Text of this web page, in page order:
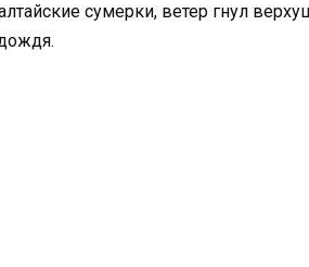
сумерки, ветер гнул